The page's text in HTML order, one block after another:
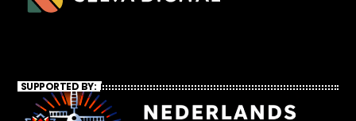
SUPPORTED BY: